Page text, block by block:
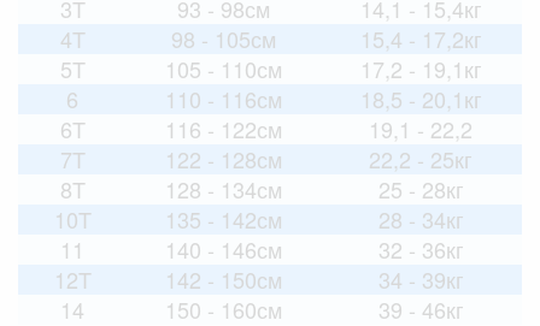
3T
93 - 98см
14,1 - 15,4кг
4T
98 - 105см
15,4 - 17,2кг
5T
105 - 110см
17,2 - 19,1кг
6
110 - 116см
18,5 - 20,1кг
6T
116 - 122см
19,1 - 22,2
7T
122 - 128см
22,2 - 25кг
8T
128 - 134см
25 - 28кг
10T
135 - 142см
28 - 34кг
11
140 - 146см
32 - 36кг
12T
142 - 150см
34 - 39кг
14
150 - 160см 39 - 46кг